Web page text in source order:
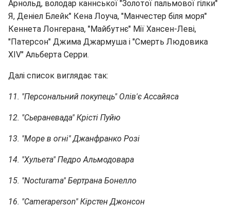
Арнольд, володар каннської "Золотої пальмової гілки"
Я, Деніел Блейк" Кена Лоуча, "Манчестер біля моря"
Кеннета Лонгерана, "Майбутнє" Мії Хансен-Леві,
"Патерсон" Джима Джармуша і "Смерть Людовика
XIV" Альберта Серри.
Далі список виглядає так:
11. "Персональний покупець" Олів'є Ассайяса
12. "Сьераневада" Крісті Пуйю
13. "Море в огні" Джанфранко Розі
14. "Хульета" Педро Альмодовара
15. "Nocturama" Бертрана Бонелло
16. "Cameraperson" Кірстен Джонсон